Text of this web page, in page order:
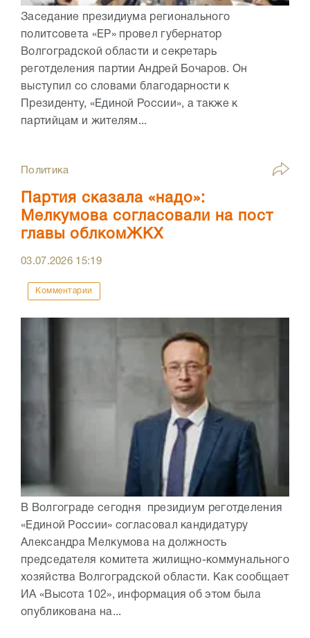
Заседание президиума регионального
политсовета «ЕР» провел губернатор
Волгоградской области и секретарь
реготделения партии Андрей Бочаров. Он
выступил со словами благодарности к
Президенту, «Единой России», а также к
партийцам и жителям...
Политика
Партия сказала «надо»:
Мелкумова согласовали на пост
главы облкомЖКХ
03.07.2026 15:19
Комментарии
В Волгограде сегодня президиум реготделения
«Единой России» согласовал кандидатуру
Александра Мелкумова на должность
председателя комитета жилищно-коммунального
хозяйства Волгоградской области. Как сообщает
ИА «Высота 102», информация об этом была
опубликована на...